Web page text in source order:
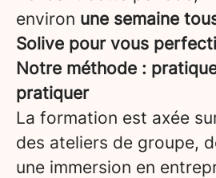
environ une semaine
Solive pour vous
Notre méthode :
pratiquer
La formation est axée
des ateliers de groupe,
une immersion en